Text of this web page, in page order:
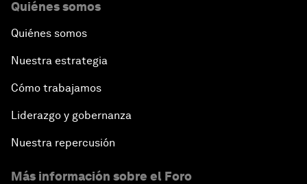
Quiénes somos
Quiénes somos
Nuestra estrategia
Cómo trabajamos
Liderazgo y gobernanza
Nuestra repercusión
Más información sobre el Foro